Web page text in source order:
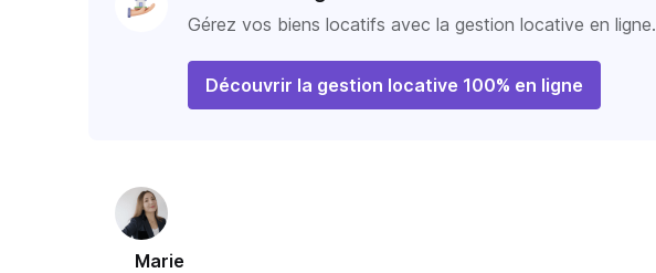
Gérez vos biens locatifs avec la gestion locative en ligne.
Découvrir la gestion locative 100% en ligne
Marie